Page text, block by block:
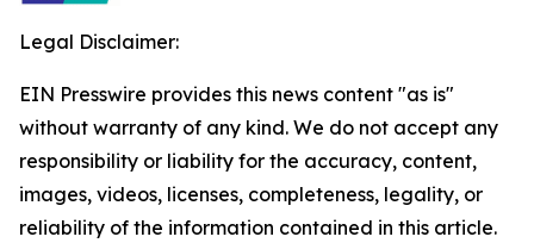
Legal Disclaimer:
EIN Presswire provides this news content "as is"
without warranty of any kind. We do not accept any
responsibility or liability for the accuracy, content,
images, videos, licenses, completeness, legality, or
reliability of the information contained in this article.